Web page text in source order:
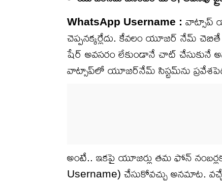
WhatsApp Username : వాట్సాప్
చెప్పనక్కర్లేదు. కేవలం యూజర్ నేమ్
షేర్ అవసరం లేకుండానే చాట్ చేసుకునే
వాట్సాప్‌లో యూజర్‌నేమ్ సిస్టమ్‌ను
అంటే.. ఇకపై యూజర్లు తమ ఫోన్
Username) చేసుకోవచ్చు అనమాట.